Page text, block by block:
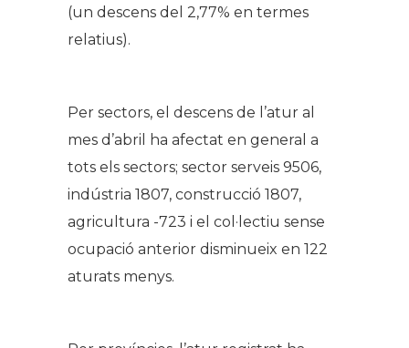
(un descens del 2,77% en termes
relatius).
Per sectors, el descens de l’atur al
mes d’abril ha afectat en general a
tots els sectors; sector serveis 9506,
indústria 1807, construcció 1807,
agricultura -723 i el col·lectiu sense
ocupació anterior disminueix en 122
aturats menys.